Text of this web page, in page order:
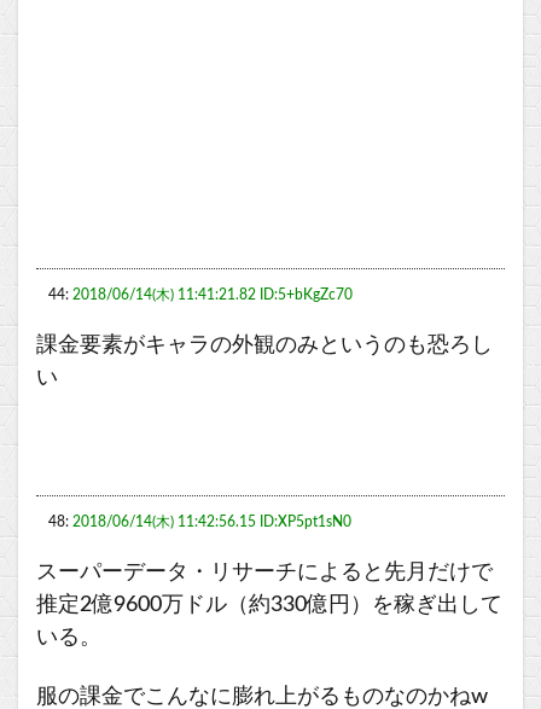
44: 2018/06/14(木) 11:41:21.82 ID:5+bKgZc70
課金要素がキャラの外観のみというのも恐ろし
い
48: 2018/06/14(木) 11:42:56.15 ID:XP5pt1sN0
スーパーデータ・リサーチによると先月だけで
推定2億9600万ドル（約330億円）を稼ぎ出して
いる。
服の課金でこんなに膨れ上がるものなのかねw